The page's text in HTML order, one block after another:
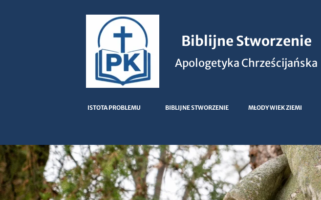
Biblijne Stworzenie
Apologetyka Chrześcijańska
ISTOTA PROBLEMU BIBLIJNE STWORZENIE MŁODY WIEK ZIEMI